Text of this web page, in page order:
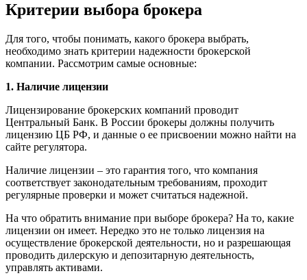
Критерии выбора брокера
Для того, чтобы понимать, какого брокера выбрать,
необходимо знать критерии надежности брокерской
компании. Рассмотрим самые основные:
1. Наличие лицензии
Лицензирование брокерских компаний проводит
Центральный Банк. В России брокеры должны получить
лицензию ЦБ РФ, и данные о ее присвоении можно найти на
сайте регулятора.
Наличие лицензии – это гарантия того, что компания
соответствует законодательным требованиям, проходит
регулярные проверки и может считаться надежной.
На что обратить внимание при выборе брокера? На то, какие
лицензии он имеет. Нередко это не только лицензия на
осуществление брокерской деятельности, но и разрешающая
проводить дилерскую и депозитарную деятельность,
управлять активами.